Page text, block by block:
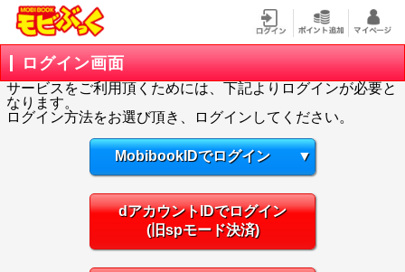
ログイン画面
サービスをご利用頂くためには、下記よりログインが必要と
なります。
ログイン方法をお選び頂き、ログインしてください。
MobibookIDでログイン ▼
dアカウントIDでログイン
(旧spモード決済)